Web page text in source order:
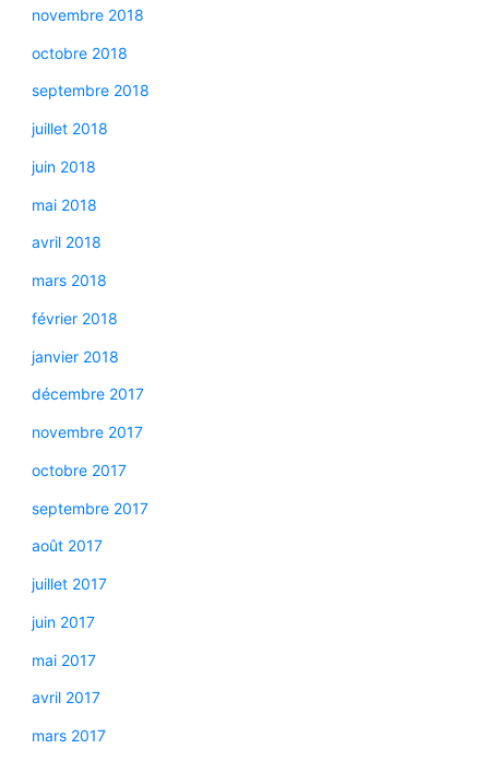
novembre 2018
octobre 2018
septembre 2018
juillet 2018
juin 2018
mai 2018
avril 2018
mars 2018
février 2018
janvier 2018
décembre 2017
novembre 2017
octobre 2017
septembre 2017
août 2017
juillet 2017
juin 2017
mai 2017
avril 2017
mars 2017